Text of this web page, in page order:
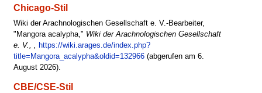
Chicago-Stil
Wiki der Arachnologischen Gesellschaft e. V.-Bearbeiter,
"Mangora acalypha," Wiki der Arachnologischen Gesellschaft
e. V., , https://wiki.arages.de/index.php?
title=Mangora_acalypha&oldid=132966(abgerufen am 6.
August 2026).
CBE/CSE-Stil